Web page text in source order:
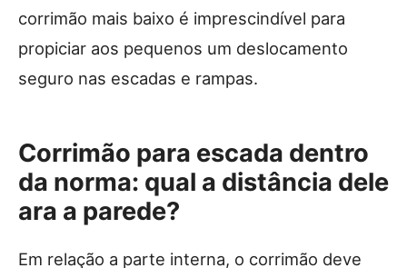
corrimão mais baixo é imprescindível para
propiciar aos pequenos um deslocamento
seguro nas escadas e rampas.
Corrimão para escada dentro
da norma: qual a distância dele
ara a parede?
Em relação a parte interna, o corrimão deve